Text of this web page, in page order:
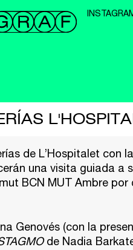
de L’Hospitalet con
una visita guiada a
BCN MUT Ambre por
Genovés (con la
de Nadia